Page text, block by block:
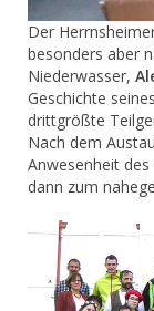
Der
besonders aber
Niederwasser,
Geschichte
drittgrößte
Nach dem
Anwesenheit
dann zum